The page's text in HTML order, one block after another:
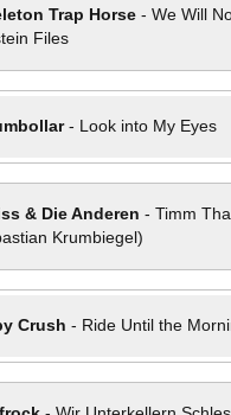
Trap Horse- We Will
Files
- Look into My Eyes
& Die Anderen - Timm
Krumbiegel)
Crush - Ride Until the